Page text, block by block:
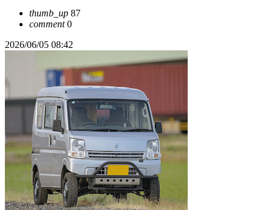
thumb_up 87
comment0
2026/06/05 08:42